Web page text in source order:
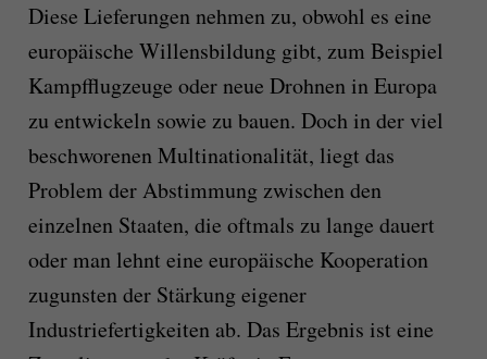
Diese Lieferungen nehmen zu, obwohl es eine
europäische Willensbildung gibt, zum Beispiel
Kampfflugzeuge oder neue Drohnen in Europa
zu entwickeln sowie zu bauen. Doch in der viel
beschworenen Multinationalität, liegt das
Problem der Abstimmung zwischen den
einzelnen Staaten, die oftmals zu lange dauert
oder man lehnt eine europäische Kooperation
zugunsten der Stärkung eigener
Industriefertigkeiten ab. Das Ergebnis ist eine